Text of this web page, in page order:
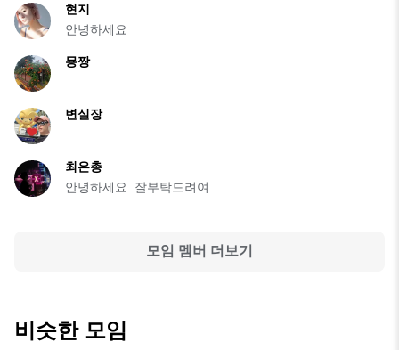
현지
안녕하세요
묭짱
변실장
최은총
안녕하세요. 잘부탁드려여
모임 멤버 더보기
비슷한 모임